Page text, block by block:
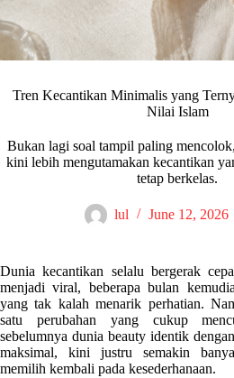
Tren Kecantikan Minimalis yang
Nilai Islam
Bukan lagi soal tampil paling
kini lebih mengutamakan kecantikan
tetap berkelas.
lul June 12, 2026
Dunia kecantikan selalu bergerak
menjadi viral, beberapa bulan
yang tak kalah menarik perhatian.
satu perubahan yang cukup
sebelumnya dunia beauty identik
maksimal, kini justru semakin
memilih kembali pada kesederhanaan.